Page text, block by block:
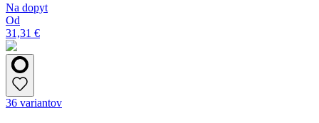
Na dopyt
Od
31,31 €
36 variantov